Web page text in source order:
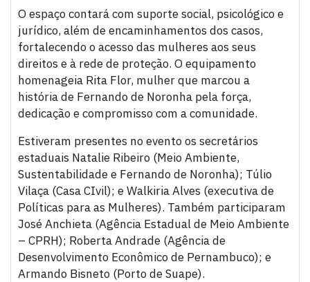
O espaço contará com suporte social, psicológico e
jurídico, além de encaminhamentos dos casos,
fortalecendo o acesso das mulheres aos seus
direitos e à rede de proteção. O equipamento
homenageia Rita Flor, mulher que marcou a
história de Fernando de Noronha pela força,
dedicação e compromisso com a comunidade.
Estiveram presentes no evento os secretários
estaduais Natalie Ribeiro (Meio Ambiente,
Sustentabilidade e Fernando de Noronha); Túlio
Vilaça (Casa CIvil); e Walkiria Alves (executiva de
Políticas para as Mulheres). Também participaram
José Anchieta (Agência Estadual de Meio Ambiente
– CPRH); Roberta Andrade (Agência de
Desenvolvimento Econômico de Pernambuco); e
Armando Bisneto (Porto de Suape).